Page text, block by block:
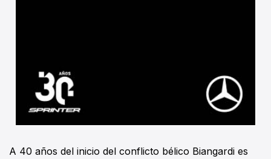
A 40 años del inicio del conflicto bélico Biangardi es